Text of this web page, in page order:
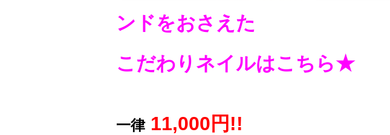
ンドをおさえた
こだわりネイルはこちら★
一律11,000円!!